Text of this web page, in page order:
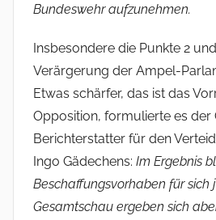
Bundeswehr aufzunehmen.
Insbesondere die Punkte 2
Verärgerung der Ampel-
Etwas schärfer, das ist das
Opposition, formulierte es der
Berichterstatter für den
Ingo Gädechens: Im Ergebnis
Beschaffungsvorhaben für sich
Gesamtschau ergeben sich